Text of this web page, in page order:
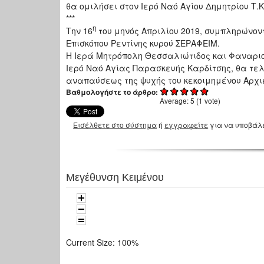
θα ομιλήσει στον Ιερό Ναό Αγίου Δημητρίου
***
Την 16η του μηνός Απριλίου 2019,
Επισκόπου Ρεντίνης κυρού ΣΕΡΑΦΕΙΜ.
Η Ιερά Μητρόπολη Θεσσαλιώτιδος και
Ιερό Ναό Αγίας Παρασκευής Καρδίτσης, θα
αναπαύσεως της ψυχής του κεκοιμημένου
Βαθμολογήστε το άρθρο:
Average:5 (1 vote)
Εισέλθετε στο σύστημαή εγγραφείτε για να
Μεγέθυνση Κειμένου
Current Size: 100%